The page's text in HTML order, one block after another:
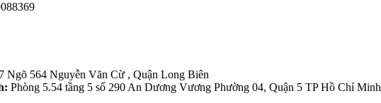
Ngõ 564 Nguyễn Văn Cừ , Quận Long Biên
Phòng 5.54 tầng 5 số 290 An Dương Vương Phường 04, Quận 5 TP Hồ Chí Minh